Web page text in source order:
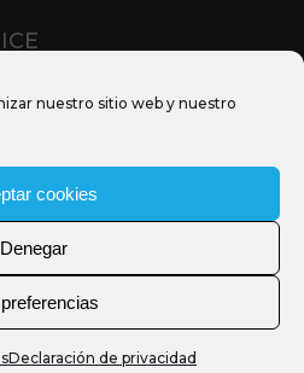
nuestro sitio web y nuestro
cookies
Denegar
Declaración de privacidad